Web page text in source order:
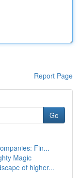
Report Page
Go
Fin...
Magic
of higher...